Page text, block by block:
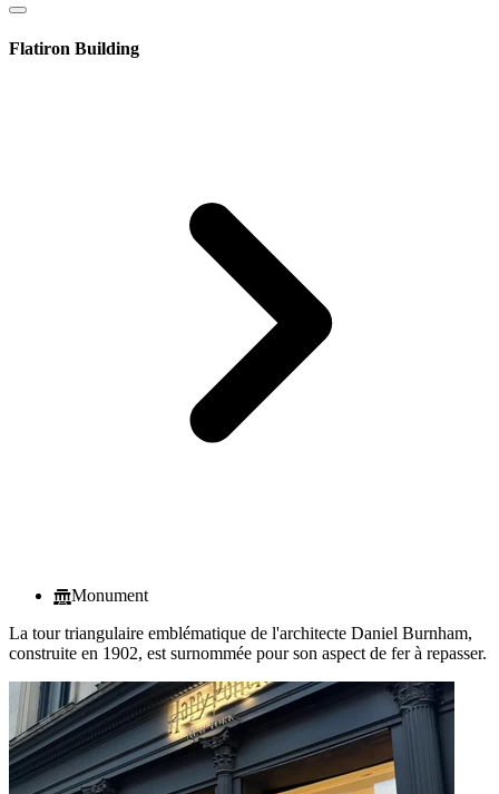
Flatiron Building
Monument
La tour triangulaire emblématique de l'architecte Daniel Burnham,
construite en 1902, est surnommée pour son aspect de fer à repasser.